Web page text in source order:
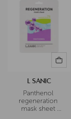
L SANIC
Panthenol
regeneration
mask sheet